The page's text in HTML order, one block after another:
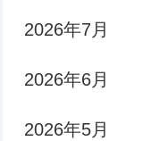
2026年7月
2026年6月
2026年5月